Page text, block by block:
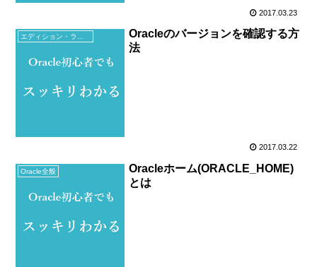
2017.03.23
エディション・ライセンス
Oracleのバージョンを確認する方
法
2017.03.22
Oracle全般
Oracleホーム(ORACLE_HOME)
とは